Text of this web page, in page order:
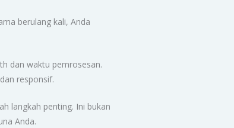
berulang kali, Anda
dan waktu pemrosesan.
responsif.
langkah penting. Ini bukan
Anda.